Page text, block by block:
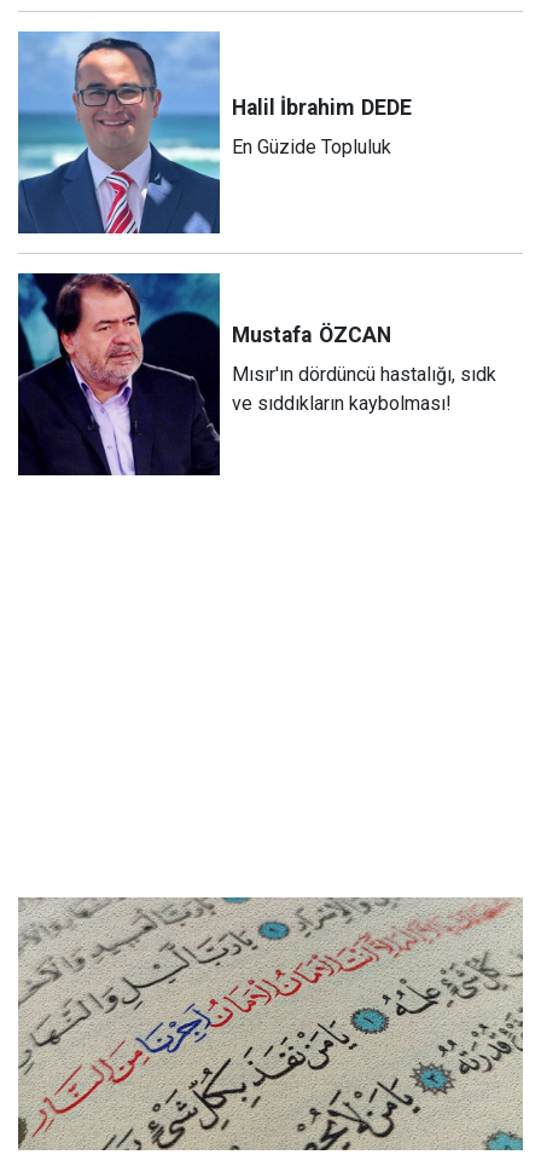
Halil İbrahim DEDE
En Güzide Topluluk
Mustafa ÖZCAN
Mısır'ın dördüncü hastalığı, sıdk
ve sıddıkların kaybolması!